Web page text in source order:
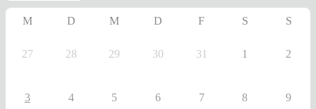
M D M D F S S
27 28 29 30 31 1 2
3 4 5 6 7 8 9